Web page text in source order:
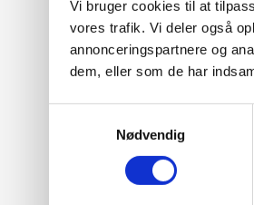
Vi bruger cookies til at
vores trafik. Vi deler også
annonceringspartnere og
dem, eller som de har
Nødvendig